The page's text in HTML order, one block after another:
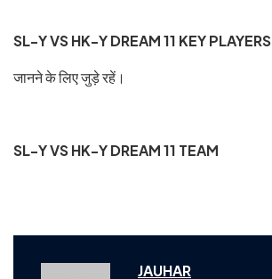
SL-Y VS HK-Y DREAM 11 KEY PLAYERS
जानने के लिए जुड़े रहें।
SL-Y VS HK-Y DREAM 11 TEAM
JAUHAR